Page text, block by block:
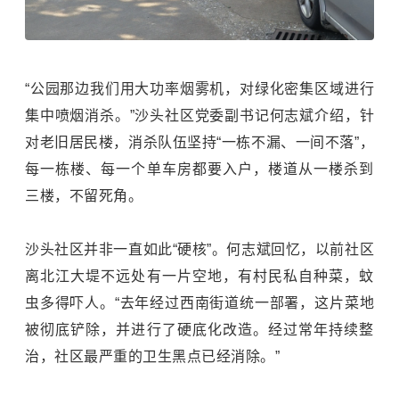
“公园那边我们用大功率烟雾机，对绿化密集区域进行
集中喷烟消杀。”沙头社区党委副书记何志斌介绍，针
对老旧居民楼，消杀队伍坚持“一栋不漏、一间不落”，
每一栋楼、每一个单车房都要入户，楼道从一楼杀到
三楼，不留死角。
沙头社区并非一直如此“硬核”。何志斌回忆，以前社区
离北江大堤不远处有一片空地，有村民私自种菜，蚊
虫多得吓人。“去年经过西南街道统一部署，这片菜地
被彻底铲除，并进行了硬底化改造。经过常年持续整
治，社区最严重的卫生黑点已经消除。”